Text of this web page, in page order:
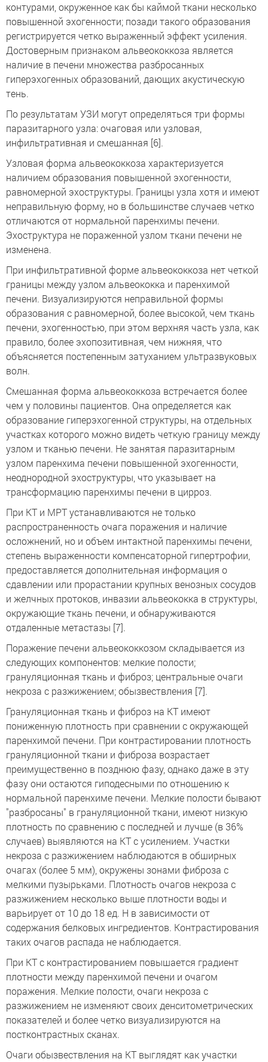
контурами, окруженное как бы каймой ткани несколько
повышенной эхогенности; позади такого образования
регистрируется четко выраженный эффект усиления.
Достоверным признаком альвеококкоза является
наличие в печени множества разбросанных
гиперэхогенных образований, дающих акустическую
тень.
По результатам УЗИ могут определяться три формы
паразитарного узла: очаговая или узловая,
инфильтративная и смешанная [6].
Узловая форма альвеококкоза характеризуется
наличием образования повышенной эхогенности,
равномерной эхоструктуры. Границы узла хотя и имеют
неправильную форму, но в большинстве случаев четко
отличаются от нормальной паренхимы печени.
Эхоструктура не пораженной узлом ткани печени не
изменена.
При инфильтративной форме альвеококкоза нет четкой
границы между узлом альвеококка и паренхимой
печени. Визуализируются неправильной формы
образования с равномерной, более высокой, чем ткань
печени, эхогенностью, при этом верхняя часть узла, как
правило, более эхопозитивная, чем нижняя, что
объясняется постепенным затуханием ультразвуковых
волн.
Смешанная форма альвеококкоза встречается более
чем у половины пациентов. Она определяется как
образование гиперэхогенной структуры, на отдельных
участках которого можно видеть четкую границу между
узлом и тканью печени. Не занятая паразитарным
узлом паренхима печени повышенной эхогенности,
неоднородной эхоструктуры, что указывает на
трансформацию паренхимы печени в цирроз.
При КТ и МРТ устанавливаются не только
распространенность очага поражения и наличие
осложнений, но и объем интактной паренхимы печени,
степень выраженности компенсаторной гипертрофии,
предоставляется дополнительная информация о
сдавлении или прорастании крупных венозных сосудов
и желчных протоков, инвазии альвеококка в структуры,
окружающие ткань печени, и обнаруживаются
отдаленные метастазы [7].
Поражение печени альвеококкозом складывается из
следующих компонентов: мелкие полости;
грануляционная ткань и фиброз; центральные очаги
некроза с разжижением; обызвествления [7].
Грануляционная ткань и фиброз на КТ имеют
пониженную плотность при сравнении с окружающей
паренхимой печени. При контрастировании плотность
грануляционной ткани и фиброза возрастает
преимущественно в позднюю фазу, однако даже в эту
фазу они остаются гиподесными по отношению к
нормальной паренхиме печени. Мелкие полости бывают
"разбросаны" в грануляционной ткани, имеют низкую
плотность по сравнению с последней и лучше (в 36%
случаев) выявляются на КТ с усилением. Участки
некроза с разжижением наблюдаются в обширных
очагах (более 5 мм), окружены зонами фиброза с
мелкими пузырьками. Плотность очагов некроза с
разжижением несколько выше плотности воды и
варьирует от 10 до 18 ед. Н в зависимости от
содержания белковых ингредиентов. Контрастирования
таких очагов распада не наблюдается.
При КТ с контрастированием повышается градиент
плотности между паренхимой печени и очагом
поражения. Мелкие полости, очаги некроза с
разжижением не изменяют своих денситометрических
показателей и более четко визуализируются на
постконтрастных сканах.
Очаги обызвествления на КТ выглядят как участки